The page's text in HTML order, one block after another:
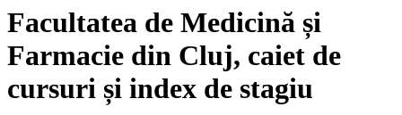
Facultatea de Medicină și
Farmacie din Cluj, caiet de
cursuri și index de stagiu